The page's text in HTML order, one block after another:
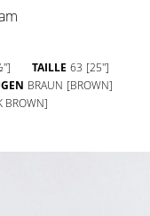
TAILLE 63 [25'']
BRAUN [BROWN]
BROWN]